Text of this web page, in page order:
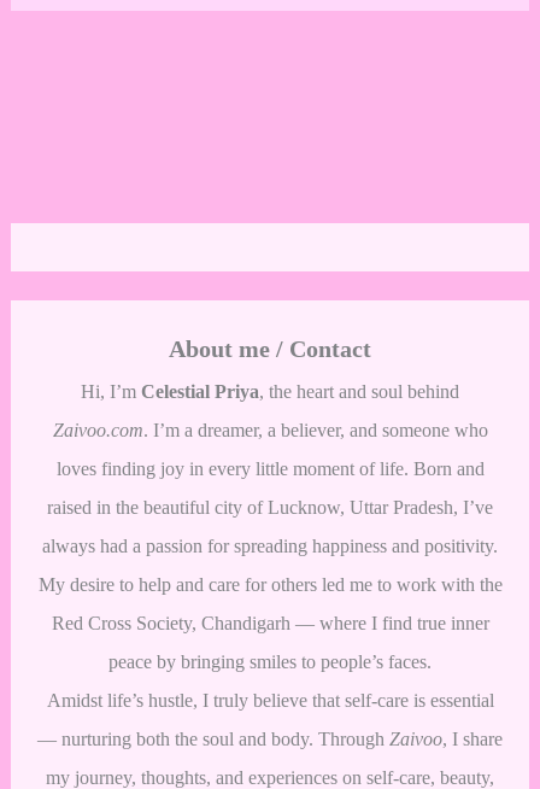
About me / Contact
Hi, I’m Celestial Priya, the heart and soul behind
Zaivoo.com. I’m a dreamer, a believer, and someone who
loves finding joy in every little moment of life. Born and
raised in the beautiful city of Lucknow, Uttar Pradesh, I’ve
always had a passion for spreading happiness and positivity.
My desire to help and care for others led me to work with the
Red Cross Society, Chandigarh — where I find true inner
peace by bringing smiles to people’s faces.
Amidst life’s hustle, I truly believe that self-care is essential
— nurturing both the soul and body. Through Zaivoo, I share
my journey, thoughts, and experiences on self-care, beauty,